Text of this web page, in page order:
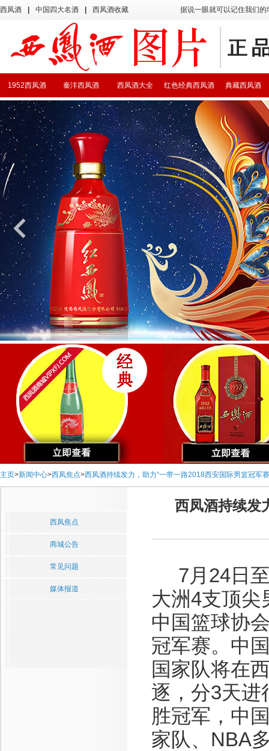
西凤酒 中国四大名酒 西凤酒收藏 据说一眼就可以记住我们
典藏西凤酒
红色经典西凤酒
西凤酒大全
秦沣西凤酒
1952西凤酒
主页>新闻中心>西凤焦点>西凤酒持续发力，助力“一带一路2018西安国际男篮冠军
西凤焦点
商城公告
常见问题
媒体报道
西凤酒持续发
7月24日至
大洲4支顶尖
中国篮球协
冠军赛。中
国家队将在
逐，分3天进
胜冠军，中
家队、NBA